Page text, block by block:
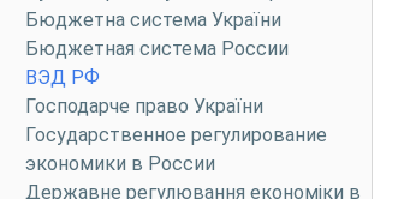
Бюджетна система України
Бюджетная система России
ВЭД РФ
Господарче право України
Государственное регулирование
экономики в России
Державне регулювання економіки в